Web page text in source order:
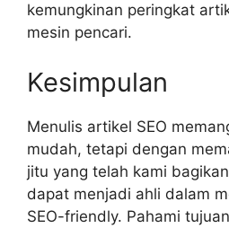
kemungkinan peringkat
mesin pencari.
Kesimpulan
Menulis artikel SEO
mudah, tetapi dengan
jitu yang telah kami
dapat menjadi ahli dalam
SEO-friendly. Pahami